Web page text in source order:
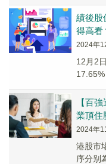
績後股
得高看
2024年
12月2
17.65%
【百
業頂住
2024年
港股市
序分别